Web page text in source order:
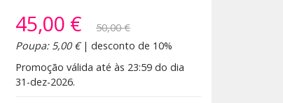
45,00 €
50,00 €
Poupa: 5,00 €| desconto de 10%
Promoção válida até às 23:59 do dia
31-dez-2026.